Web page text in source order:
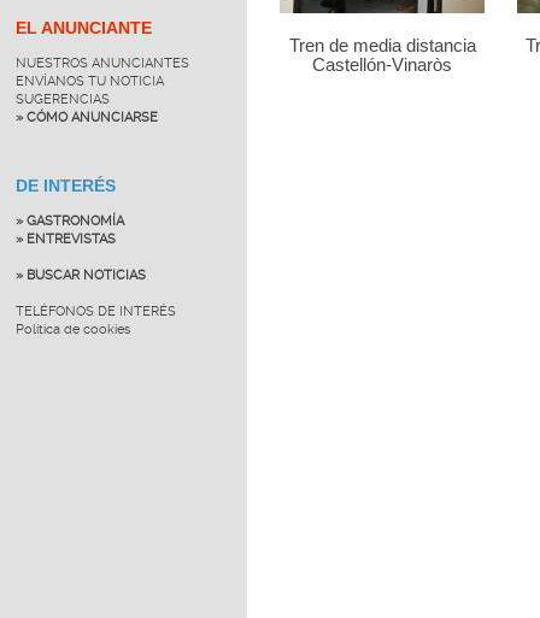
EL ANUNCIANTE
NUESTROS ANUNCIANTES
ENVÍANOS TU NOTICIA
SUGERENCIAS
» CÓMO ANUNCIARSE
DE INTERÉS
» GASTRONOMÍA
» ENTREVISTAS
» BUSCAR NOTICIAS
TELÉFONOS DE INTERÉS
Política de cookies
Tren de media distancia
Castellón-Vinaròs